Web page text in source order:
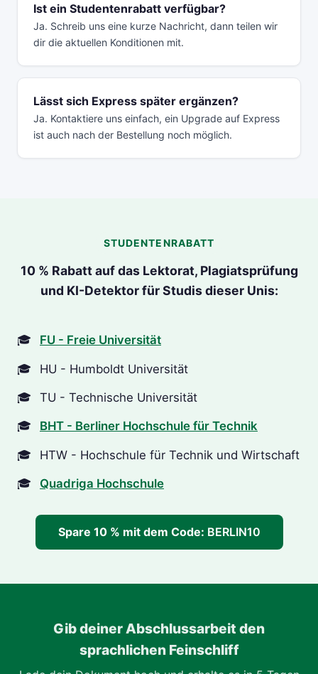
Ist ein Studentenrabatt verfügbar?
Ja. Schreib uns eine kurze Nachricht, dann teilen wir
dir die aktuellen Konditionen mit.
Lässt sich Express später ergänzen?
Ja. Kontaktiere uns einfach, ein Upgrade auf Express
ist auch nach der Bestellung noch möglich.
STUDENTENRABATT
10 % Rabatt auf das Lektorat, Plagiatsprüfung
und KI-Detektor für Studis dieser Unis:
FU - Freie Universität
HU - Humboldt Universität
TU - Technische Universität
BHT - Berliner Hochschule für Technik
HTW - Hochschule für Technik und Wirtschaft
Quadriga Hochschule
Spare 10 % mit dem Code: BERLIN10
Gib deiner Abschlussarbeit den
sprachlichen Feinschliff